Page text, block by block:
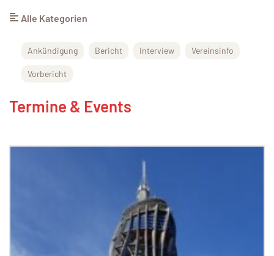
Alle Kategorien
Ankündigung Bericht Interview Vereinsinfo
Vorbericht
Termine & Events